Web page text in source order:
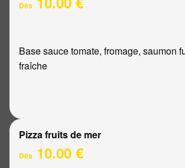
Dès
Base sauce tomate, fromage, saumon
fraîche
Pizza fruits de mer
Dès 10.00 €